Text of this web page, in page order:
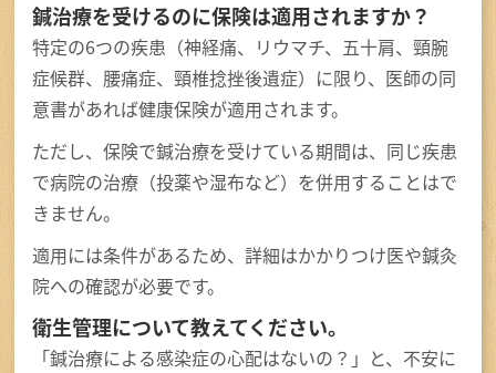
鍼治療を受けるのに保険は適用されますか？
特定の6つの疾患（神経痛、リウマチ、五十肩、頸腕
症候群、腰痛症、頸椎捻挫後遺症）に限り、医師の同
意書があれば健康保険が適用されます。
ただし、保険で鍼治療を受けている期間は、同じ疾患
で病院の治療（投薬や湿布など）を併用することはで
きません。
適用には条件があるため、詳細はかかりつけ医や鍼灸
院への確認が必要です。
衛生管理について教えてください。
「鍼治療による感染症の心配はないの？」と、不安に